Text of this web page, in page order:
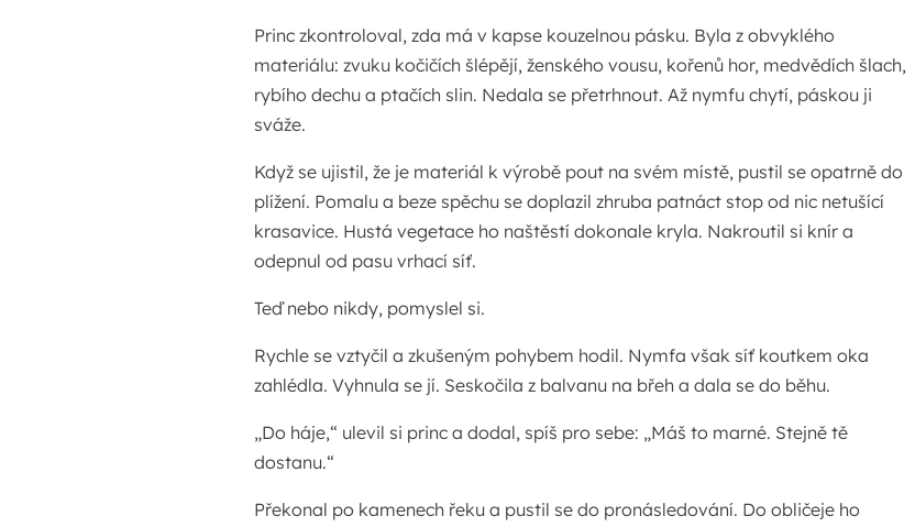
Princ zkontroloval, zda má v kapse kouzelnou pásku. Byla z obvyklého
materiálu: zvuku kočičích šlépějí, ženského vousu, kořenů hor, medvědích šlach,
rybího dechu a ptačích slin. Nedala se přetrhnout. Až nymfu chytí, páskou ji
sváže.
Když se ujistil, že je materiál k výrobě pout na svém místě, pustil se opatrně do
plížení. Pomalu a beze spěchu se doplazil zhruba patnáct stop od nic netušící
krasavice. Hustá vegetace ho naštěstí dokonale kryla. Nakroutil si knír a
odepnul od pasu vrhací síť.
Teď nebo nikdy, pomyslel si.
Rychle se vztyčil a zkušeným pohybem hodil. Nymfa však síť koutkem oka
zahlédla. Vyhnula se jí. Seskočila z balvanu na břeh a dala se do běhu.
„Do háje,“ ulevil si princ a dodal, spíš pro sebe: „Máš to marné. Stejně tě
dostanu.“
Překonal po kamenech řeku a pustil se do pronásledování. Do obličeje ho